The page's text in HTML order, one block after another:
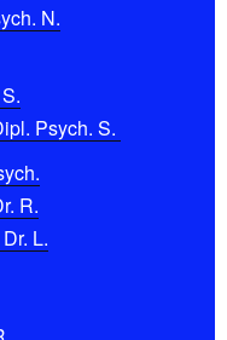
N.
Psych. S.
R.
L.